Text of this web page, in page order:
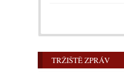
TRŽIŠTĚ ZPRÁV